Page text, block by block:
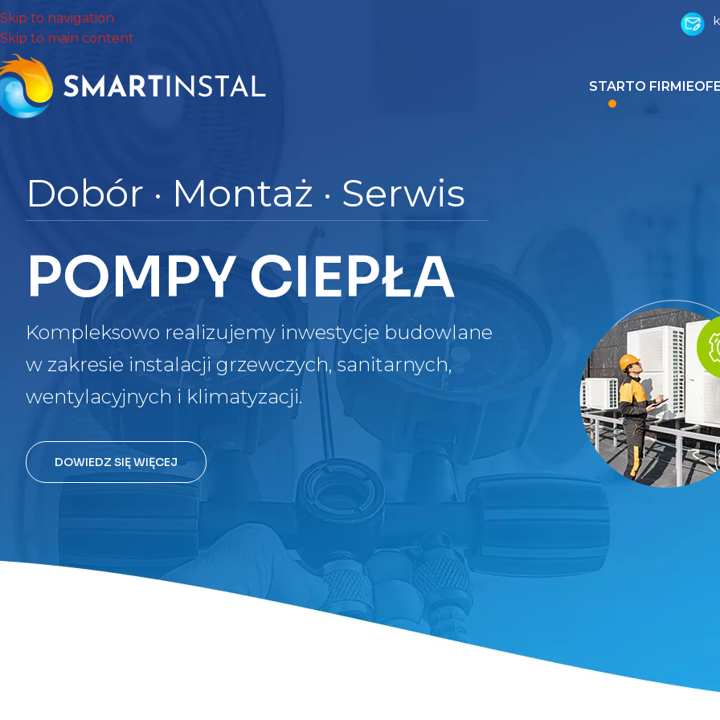
Skip to navigation
Skip to main content
STARTO FIRMIE
Kompleksowo realizujemy inwestycje budowlane
w zakresie instalacji grzewczych, sanitarnych,
wentylacyjnych i klimatyzacji.
DOWIEDZ SIĘ WIĘCEJ
POMPY CIEPŁA
Dobór · Montaż · Serwis